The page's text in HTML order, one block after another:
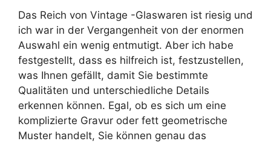
Das Reich von Vintage -Glaswaren ist riesig und
ich war in der Vergangenheit von der enormen
Auswahl ein wenig entmutigt. Aber ich habe
festgestellt, dass es hilfreich ist, festzustellen,
was Ihnen gefällt, damit Sie bestimmte
Qualitäten und unterschiedliche Details
erkennen können. Egal, ob es sich um eine
komplizierte Gravur oder fett geometrische
Muster handelt, Sie können genau das